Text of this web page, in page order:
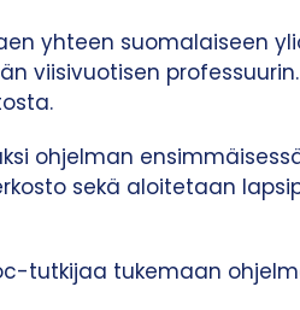
yhteen suomalaiseen
viisivuotisen
ohjelman
sekä aloitetaan
tutkijaa tukemaan